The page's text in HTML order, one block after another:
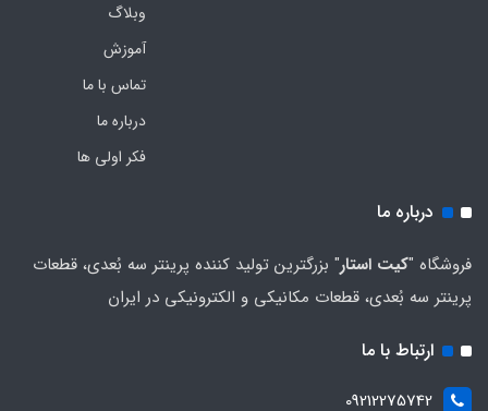
وبلاگ
آموزش
تماس با ما
درباره ما
فکر اولی ها
درباره ما
فروشگاه "کیت استار" بزرگترین تولید کننده پرینتر سه بُعدی، قطعات
پرینتر سه بُعدی، قطعات مکانیکی و الکترونیکی در ایران
ارتباط با ما
09212275742